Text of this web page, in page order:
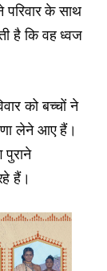
परिवार के साथ
है कि वह ध्वज
को बच्चों ने
लेने आए हैं।
हैं।